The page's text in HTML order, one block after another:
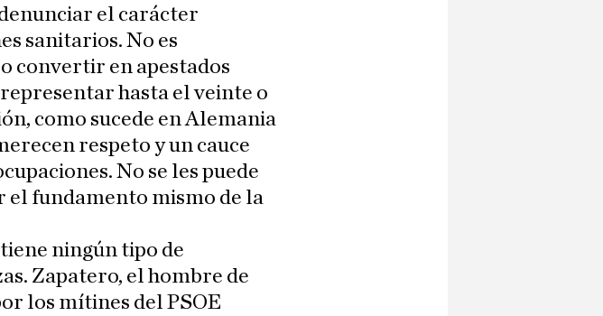
el carácter
sanitarios. No es
convertir en apestados
hasta el veinte o
como sucede en Alemania
respeto y un cauce
No se les puede
el fundamento mismo de la
ningún tipo de
Zapatero, el hombre de
los mítines del PSOE